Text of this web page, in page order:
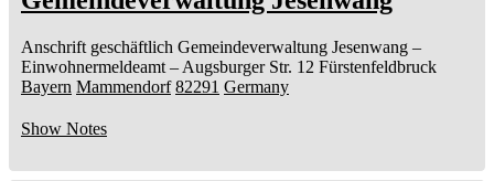
Anschrift geschäftlich Gemeindeverwaltung Jesenwang –
Einwohnermeldeamt – Augsburger Str. 12 Fürstenfeldbruck
Bayern Mammendorf 82291 Germany
Show Notes